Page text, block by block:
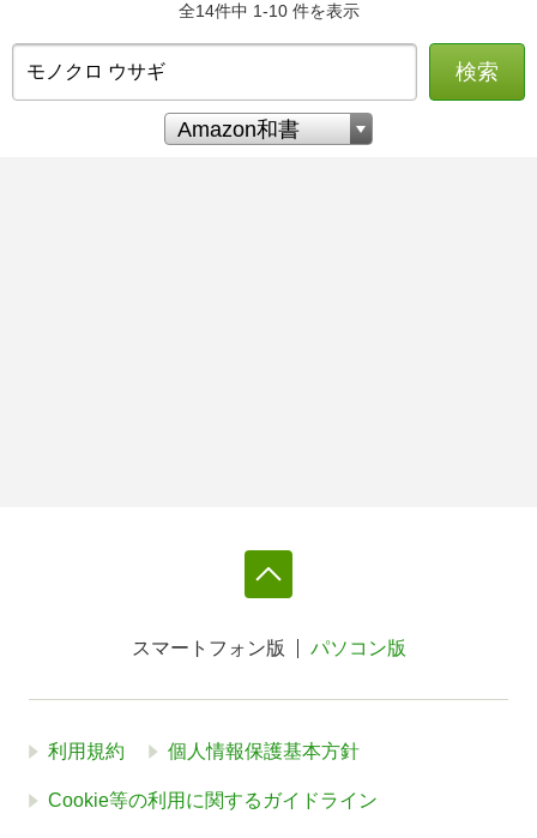
全14件中 1-10 件を表示
検索
スマートフォン版 パソコン版
利用規約 個人情報保護基本方針
Cookie等の利用に関するガイドライン